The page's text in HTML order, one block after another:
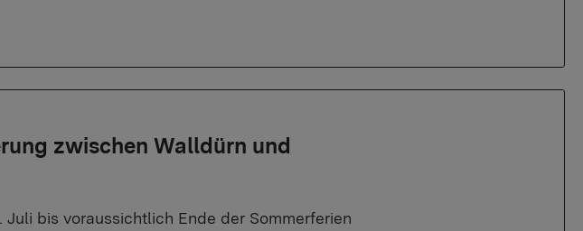
zwischen Walldürn und
bis voraussichtlich Ende der Sommerferien